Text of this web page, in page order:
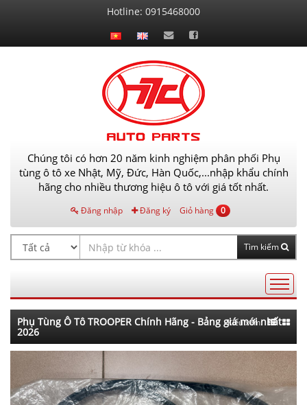
hệ
Hotline: 0915468000
Chúng tôi có hơn 20 năm kinh nghiệm phân phối Phụ
tùng ô tô xe Nhật, Mỹ, Đức, Hàn Quốc,...nhập khẩu chính
hãng cho nhiều thương hiệu ô tô với giá tốt nhất.
Đăng nhập Đăng ký Giỏ hàng 0
Tìm kiếm
AutoPart
Phụ Tùng Ô Tô TROOPER Chính Hãng - Bảng giá mới nhất
2026
Kiểu xem: